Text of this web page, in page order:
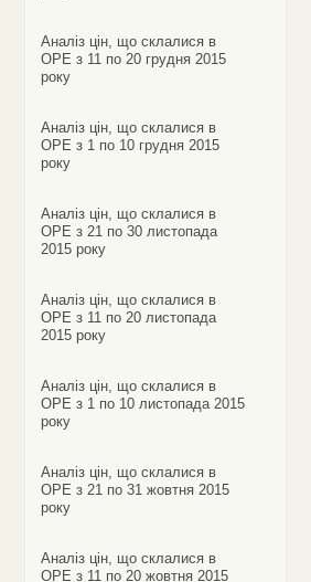
Аналіз цін, що склалися в
ОРЕ з 11 по 20 грудня 2015
року
Аналіз цін, що склалися в
ОРЕ з 1 по 10 грудня 2015
року
Аналіз цін, що склалися в
ОРЕ з 21 по 30 листопада
2015 року
Аналіз цін, що склалися в
ОРЕ з 11 по 20 листопада
2015 року
Аналіз цін, що склалися в
ОРЕ з 1 по 10 листопада 2015
року
Аналіз цін, що склалися в
ОРЕ з 21 по 31 жовтня 2015
року
Аналіз цін, що склалися в
ОРЕ з 11 по 20 жовтня 2015